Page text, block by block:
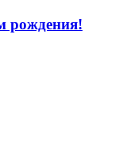
рождения!